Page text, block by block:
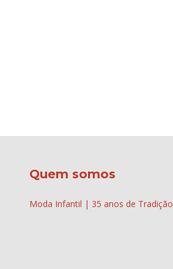
Quem somos
Moda Infantil | 35 anos de Tradição